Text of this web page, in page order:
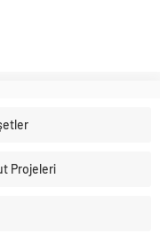
Projeleri